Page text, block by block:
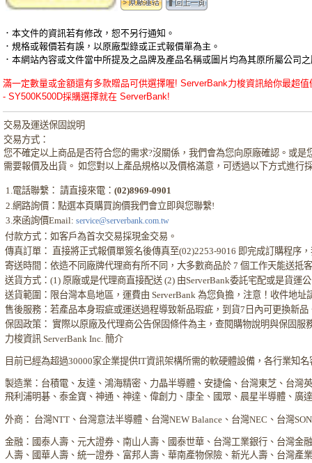
．本文件的資訊若有修改，恕不另行通知。
．規格或報價若有誤，以原廠型錄或正式報價單為主。
．本網站內容或文件當中所提及之品牌及產品名稱或圖片均為其原所屬公司
滿一定數量或金額還有多款贈品可供選擇喔! ServerBank力梭資訊給你最超
- SY500K500D採購選擇就在 ServerBank!
交易及運送保固說明
交易方式：
您不確定以上商品是否符合您的需求?沒關係，我們會為您向原廠確認。或
需要報價及出貨。 如您對以上產品規格以及價格滿意，可透過以下方式進行
1.電話聯繫： 請直接來電：(02)8969-0901
2.網路詢價：點選本頁購買詢價我們會立即與您聯繫!
3.來函詢價Email: service@serverbank.com.tw
付款方式：如客戶為首次交易採現金交易。
傳真訂單： 直接將正式報價單簽名後傳真至(02)2253-9016 即完成訂購程序
寄送時間：依造不同廠牌代理商有所不同，大多數商品於 7 個工作天能送抵
送貨方式：(1) 原廠或是代理商直接配送 (2) 由ServerBank委託宅配或是貨運
送貨範圍：限台灣本島地區，運費由 ServerBank 為您負擔，注意！收件地址
售後服務：若產品本身瑕疵或運送過程導致新品瑕疵，到貨7日內可更換新品
保固政策： 實際以原廠及代理商公告保固條件為主，查閱購物說明與保固服
力梭資訊 ServerBank Inc. 簡介
目前已經為超過30000家企業提供IT資訊架構所需的軟硬體設備，各行業知名
製造業：台積電、友達、鴻海精密、力晶半導體、安捷倫、台灣東芝、台灣
飛利浦明碁、泰金寶、神通、神達、偉創力、康全、國眾、晨星半導體、廣
外商： 台灣NTT、台灣意法半導體、台灣NEW Balance、台灣NEC、台灣
金融：國泰人壽、元大證券、南山人壽、國泰世華、台灣工業銀行、台灣金
人壽、國華人壽、統一證券、富邦人壽、華南產物保險、新光人壽、台灣產